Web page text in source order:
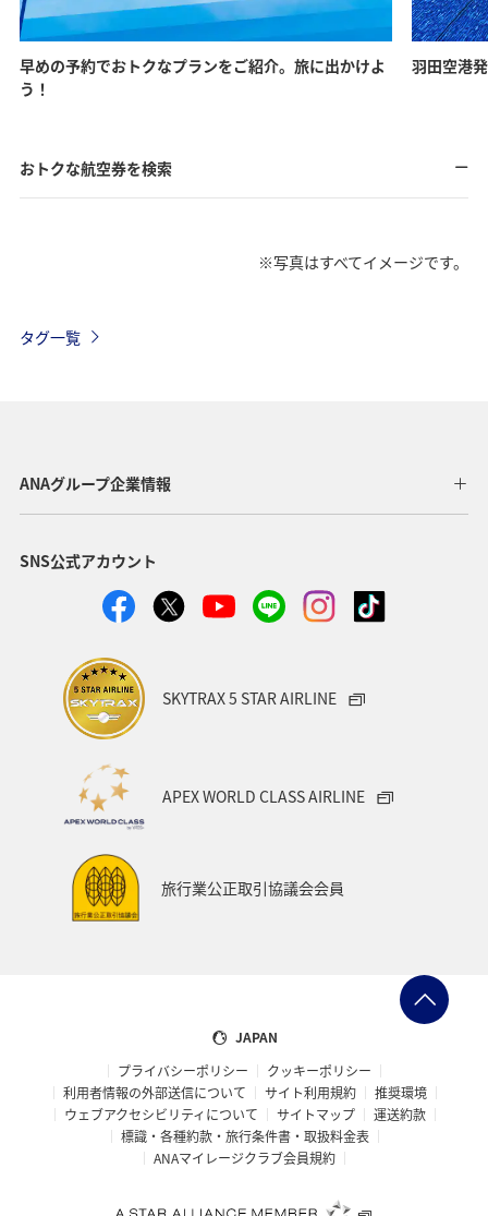
早めの予約でおトクなプランをご紹介。旅に出かけよ
う！
羽田空港
おトクな航空券を検索
※写真はすべてイメージです。
タグ一覧
ANAグループ企業情報
SNS公式アカウント
SKYTRAX 5 STAR AIRLINE
APEX WORLD CLASS AIRLINE
旅行業公正取引協議会会員
JAPAN
プライバシーポリシー
クッキーポリシー
利用者情報の外部送信について
サイト利用規約
推奨環境
ウェブアクセシビリティについて
サイトマップ
運送約款
標識・各種約款・旅行条件書・取扱料金表
ANAマイレージクラブ会員規約